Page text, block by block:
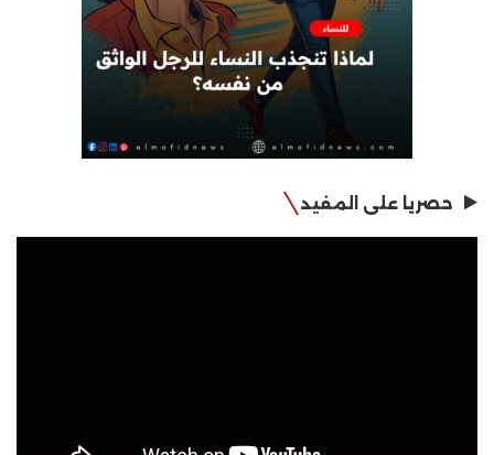
حصريا على المفيد